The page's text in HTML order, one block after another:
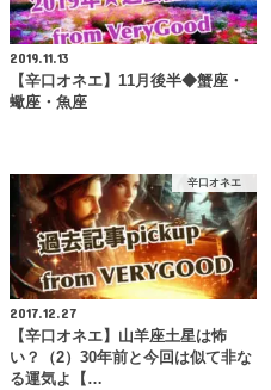
2019.11.13
【辛口オネエ】11月後半◆蟹座・
蠍座・魚座
辛口オネエ
2017.12.27
【辛口オネエ】山羊座土星は怖
い？（2）30年前と今回は似て非な
る運気よ【…